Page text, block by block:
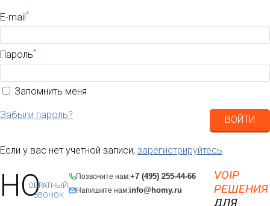
E-mail *
Пароль*
Запомнить меня
Забыли пароль? ВОЙТИ
Если у вас нет учетной записи, зарегистрируйтесь
HO
Позвоните нам:+7 (495) 255-44-66
Напишите нам:info@homy.ru
ОБРАТНЫЙ
ЗВОНОК
VOIP
РЕШЕНИЯ
ДЛЯ